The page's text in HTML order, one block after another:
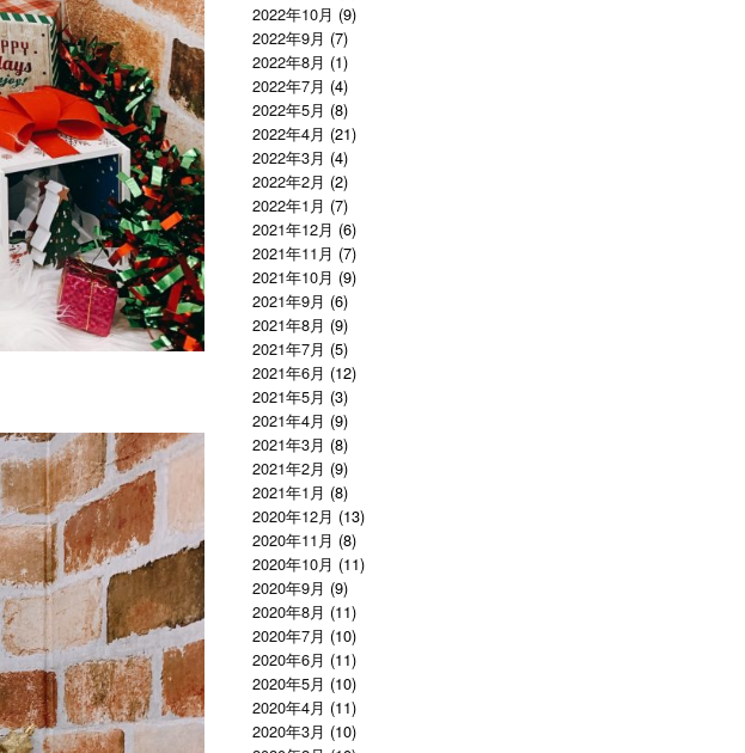
2022年10月 (9)
2022年9月 (7)
2022年8月 (1)
2022年7月 (4)
2022年5月 (8)
2022年4月 (21)
2022年3月 (4)
2022年2月 (2)
2022年1月 (7)
2021年12月 (6)
2021年11月 (7)
2021年10月 (9)
2021年9月 (6)
2021年8月 (9)
2021年7月 (5)
2021年6月 (12)
2021年5月 (3)
2021年4月 (9)
2021年3月 (8)
2021年2月 (9)
2021年1月 (8)
2020年12月 (13)
2020年11月 (8)
2020年10月 (11)
2020年9月 (9)
2020年8月 (11)
2020年7月 (10)
2020年6月 (11)
2020年5月 (10)
2020年4月 (11)
2020年3月 (10)